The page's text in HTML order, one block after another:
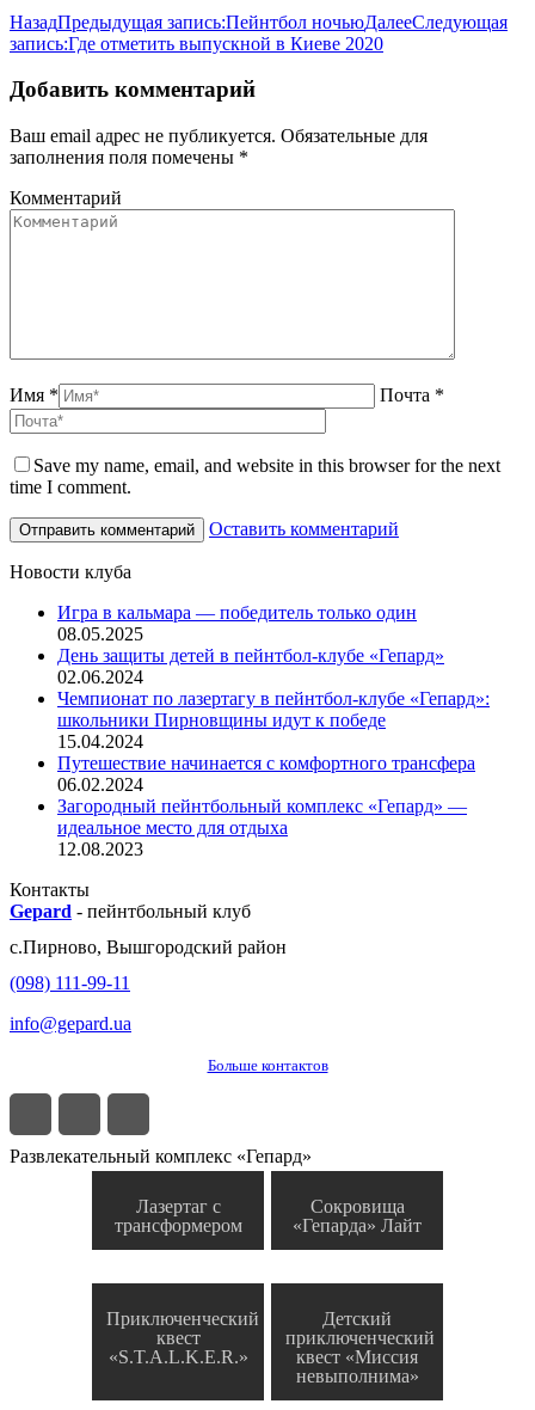
НазадПредыдущая запись:Пейнтбол ночьюДалееСледующая
запись:Где отметить выпускной в Киеве 2020
Добавить комментарий
Ваш email адрес не публикуется. Обязательные для
заполнения поля помечены *
Комментарий
Имя * Почта *
Save my name, email, and website in this browser for the next
time I comment.
Оставить комментарий
Новости клуба
Игра в кальмара — победитель только один
08.05.2025
День защиты детей в пейнтбол-клубе «Гепард»
02.06.2024
Чемпионат по лазертагу в пейнтбол-клубе «Гепард»:
школьники Пирновщины идут к победе
15.04.2024
Путешествие начинается с комфортного трансфера
06.02.2024
Загородный пейнтбольный комплекс «Гепард» —
идеальное место для отдыха
12.08.2023
Контакты
Gepard - пейнтбольный клуб
с.Пирново, Вышгородский район
(098) 111-99-11
info@gepard.ua
Больше контактов
Развлекательный комплекс «Гепард»
Лазертаг с
трансформером
Сокровища
«Гепарда» Лайт
Приключенческий
квест
«S.T.A.L.K.E.R.»
Детский
приключенческий
квест «Миссия
невыполнима»